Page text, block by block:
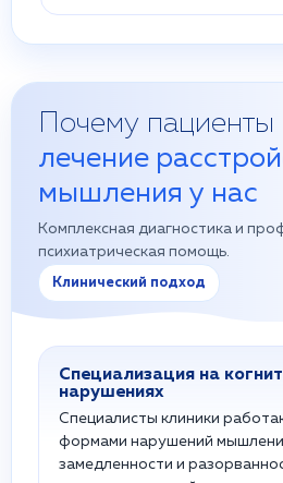
Почему
лечение
мышления у нас
Комплексная диагностика и
психиатрическая помощь.
Клинический подход
Специализация на
нарушениях
Специалисты клиники
формами нарушений
замедленности и